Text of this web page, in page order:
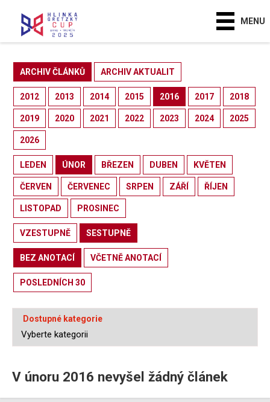
MENU
ARCHIV ČLÁNKŮ ARCHIV AKTUALIT
2012 2013 2014 2015 2016 2017 2018
2019 2020 2021 2022 2023 2024 2025
2026
LEDEN ÚNOR BŘEZEN DUBEN KVĚTEN
ČERVEN ČERVENEC SRPEN ZÁŘÍ ŘÍJEN
LISTOPAD PROSINEC
VZESTUPNĚ SESTUPNĚ
BEZ ANOTACÍ VČETNĚ ANOTACÍ
POSLEDNÍCH 30
Dostupné kategorie
V únoru 2016 nevyšel žádný článek